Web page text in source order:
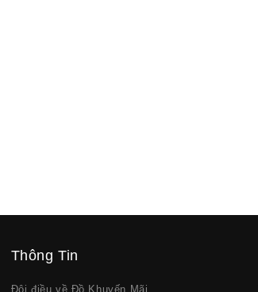
Thông Tin
Đôi điều về Đồ Khuyến Mãi